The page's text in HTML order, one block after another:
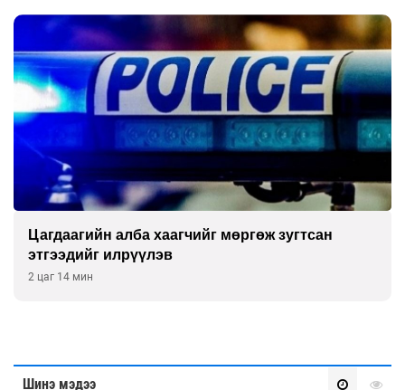
Б.Хулан ДАШТ-д түрүүлж, Г.Монголжин
хүрэл медальтан болов
2 цаг 59 мин
Шинэ мэдээ